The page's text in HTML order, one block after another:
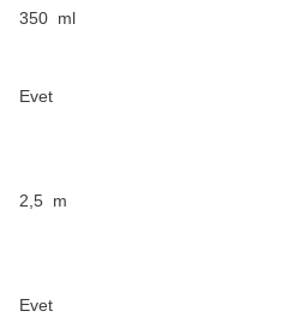
350 ml
Evet
2,5 m
Evet